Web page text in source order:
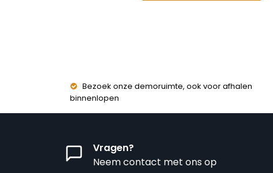
Bezoek onze demoruimte, ook voor afhalen
binnenlopen
Vragen?
Neem contact met ons op